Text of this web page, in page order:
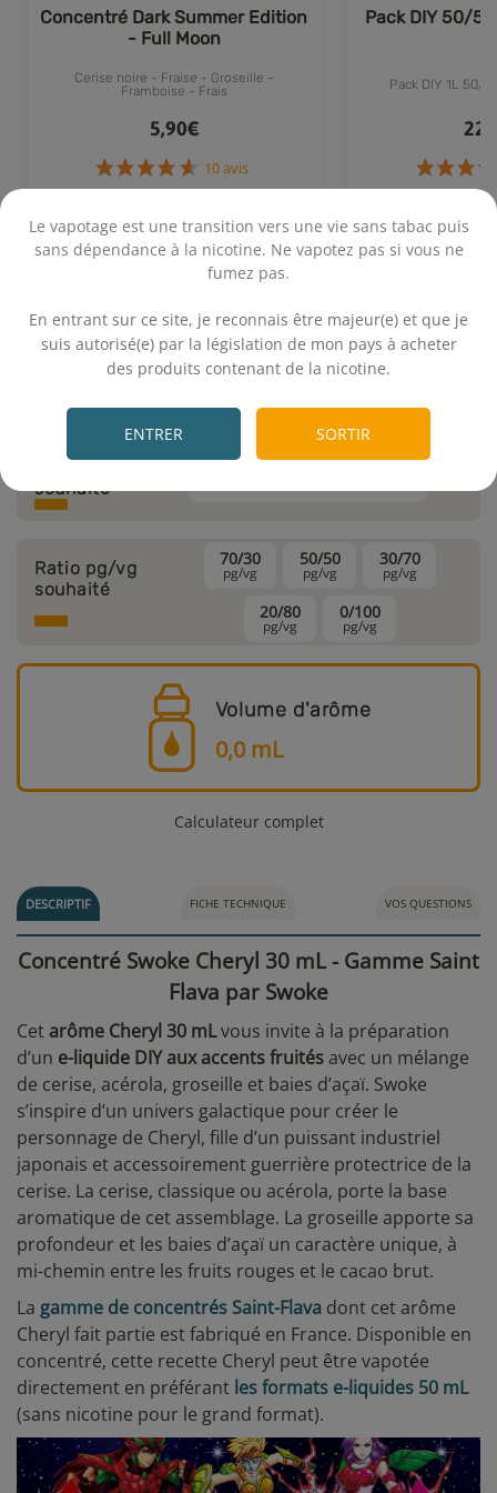
Le vapotage est une transition vers une vie sans tabac puis
sans dépendance à la nicotine. Ne vapotez pas si vous ne
fumez pas.
En entrant sur ce site, je reconnais être majeur(e) et que je
suis autorisé(e) par la législation de mon pays à acheter
des produits contenant de la nicotine.
ENTRER SORTIR
Concentré Dark Summer Edition
- Full Moon
Cerise noire - Fraise - Groseille -
Framboise - Frais
5,90€
10 avis
Achat rapide
Pack DIY 50/
Pack DIY 1L 50/
Achat
Volume final
souhaité
+
Ratio pg/vg
souhaité
70/30
pg/vg
50/50
pg/vg
30/70
pg/vg
20/80
pg/vg
0/100
pg/vg
Volume d'arôme
0,0mL
Calculateur complet
DESCRIPTIF FICHE TECHNIQUE VOS QUESTIONS
Concentré Swoke Cheryl 30 mL - Gamme Saint
Flava par Swoke
Cetarôme Cheryl 30 mLvous invite à la préparation
d’un e-liquide DIY aux accents fruitésavec un mélange
de cerise, acérola, groseille et baies d’açaï. Swoke
s’inspire d’un univers galactique pour créer le
personnage de Cheryl, fille d’un puissant industriel
japonais et accessoirement guerrière protectrice de la
cerise. La cerise, classique ou acérola, porte la base
aromatique de cet assemblage. La groseille apporte sa
profondeur et les baies d’açaï un caractère unique, à
mi-chemin entre les fruits rouges et le cacao brut.
La gamme de concentrés Saint-Flava dont cet arôme
Cheryl fait partie est fabriqué en France. Disponible en
concentré, cette recette Cheryl peut être vapotée
directement en préférant les formats e-liquides 50 mL
(sans nicotine pour le grand format).